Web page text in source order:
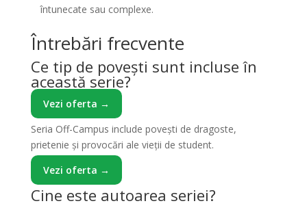
întunecate sau complexe.
Întrebări frecvente
Ce tip de povești sunt incluse în
această serie?
Vezi oferta →
Seria Off-Campus include povești de dragoste,
prietenie și provocări ale vieții de student.
Vezi oferta →
Cine este autoarea seriei?